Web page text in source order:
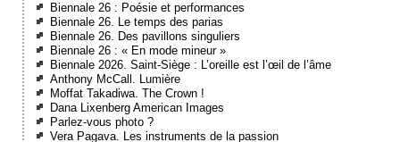
Biennale 26 : Poésie et performances
Biennale 26. Le temps des parias
Biennale 26. Des pavillons singuliers
Biennale 26 : « En mode mineur »
Biennale 2026. Saint-Siège : L’oreille est l’œil de l’âme
Anthony McCall. Lumière
Moffat Takadiwa. The Crown !
Dana Lixenberg American Images
Parlez-vous photo ?
Vera Pagava. Les instruments de la passion